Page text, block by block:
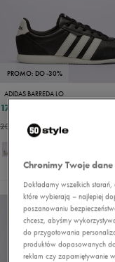
PROMO: DO -30%
ADIDAS BARREDA LO
179,99 zł
203,99 zł- najniższa cena
Chronimy Twoje dane
Dokładamy wszelkich
które wybierają – najlepiej
poszanowaniu
chcesz, abyśmy
do przygotowania
produktów dopasowanych
reklam czy zapamiętywanie